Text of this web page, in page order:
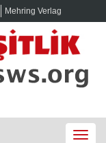
Mehring Verlag
Toggle